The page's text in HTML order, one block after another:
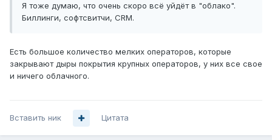
Я тоже думаю, что очень скоро всё уйдёт в "облако".
Биллинги, софтсвитчи, CRM.
Есть большое количество мелких операторов, которые
закрывают дыры покрытия крупных операторов, у них все свое
и ничего облачного.
Вставить ник Цитата